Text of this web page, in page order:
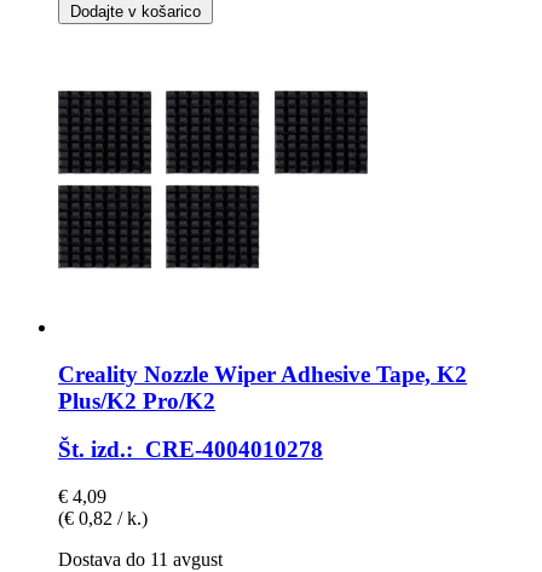
Dodajte v košarico
Creality Nozzle Wiper Adhesive Tape, K2
Plus/K2 Pro/K2
Št. izd.: CRE-4004010278
€ 4,09
(€ 0,82 / k.)
Dostava do 11 avgust